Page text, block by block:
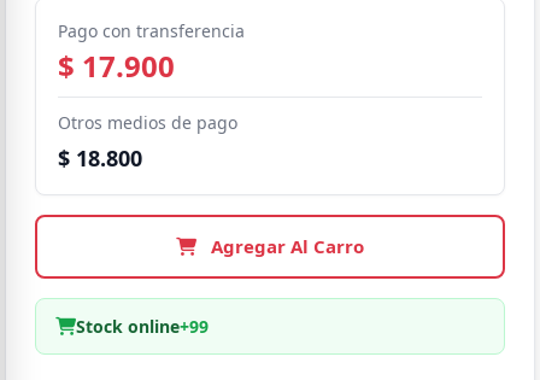
Pago con transferencia
$ 17.900
Otros medios de pago
$ 18.800
Agregar Al Carro
Stock online+99